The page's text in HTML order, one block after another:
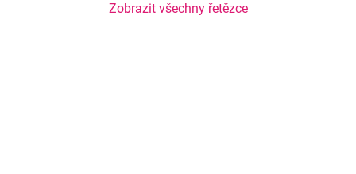
Zobrazit všechny řetězce